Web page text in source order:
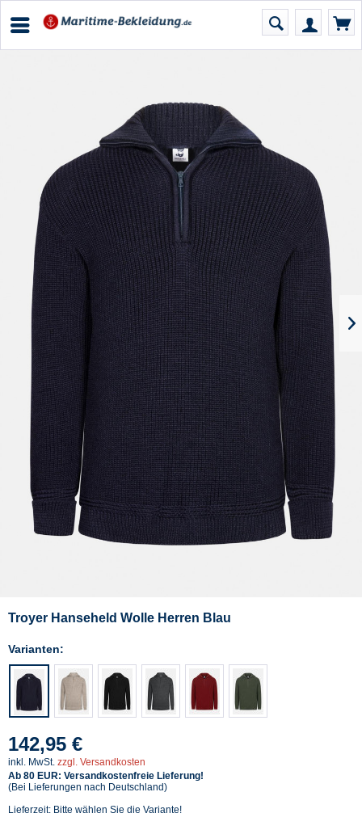
Troyer Hanseheld Wolle Herren Blau
Varianten:
142,95 €
inkl. MwSt. zzgl. Versandkosten
Ab 80 EUR: Versandkostenfreie Lieferung!
(Bei Lieferungen nach Deutschland)
Lieferzeit: Bitte wählen Sie die Variante!